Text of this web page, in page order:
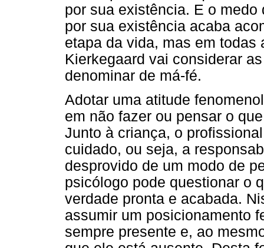
por sua existência. E o
por sua existência acaba
etapa da vida, mas em
Kierkegaard vai considerar
denominar de má-fé.
Adotar uma atitude
em não fazer ou pensar o
Junto à criança, o
cuidado, ou seja, a
desprovido de um modo de
psicólogo pode questionar o
verdade pronta e acabada.
assumir um posicionamento
sempre presente e, ao